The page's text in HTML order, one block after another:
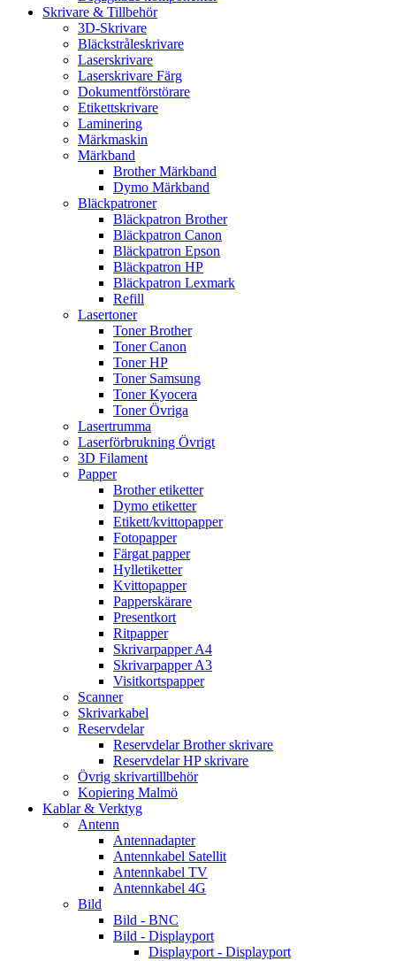
Skrivare & Tillbehör
3D-Skrivare
Bläckstråleskrivare
Laserskrivare
Laserskrivare Färg
Dokumentförstörare
Etikettskrivare
Laminering
Märkmaskin
Märkband
Brother Märkband
Dymo Märkband
Bläckpatroner
Bläckpatron Brother
Bläckpatron Canon
Bläckpatron Epson
Bläckpatron HP
Bläckpatron Lexmark
Refill
Lasertoner
Toner Brother
Toner Canon
Toner HP
Toner Samsung
Toner Kyocera
Toner Övriga
Lasertrumma
Laserförbrukning Övrigt
3D Filament
Papper
Brother etiketter
Dymo etiketter
Etikett/kvittopapper
Fotopapper
Färgat papper
Hylletiketter
Kvittopapper
Papperskärare
Presentkort
Ritpapper
Skrivarpapper A4
Skrivarpapper A3
Visitkortspapper
Scanner
Skrivarkabel
Reservdelar
Reservdelar Brother skrivare
Reservdelar HP skrivare
Övrig skrivartillbehör
Kopiering Malmö
Kablar & Verktyg
Antenn
Antennadapter
Antennkabel Satellit
Antennkabel TV
Antennkabel 4G
Bild
Bild - BNC
Bild - Displayport
Displayport - Displayport